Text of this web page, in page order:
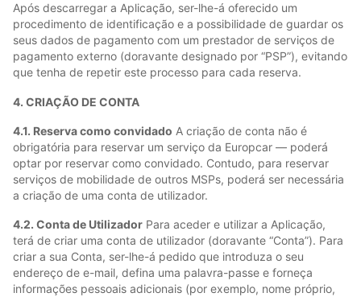
Após descarregar a Aplicação, ser-lhe-á oferecido um
procedimento de identificação e a possibilidade de guardar os
seus dados de pagamento com um prestador de serviços de
pagamento externo (doravante designado por “PSP”), evitando
que tenha de repetir este processo para cada reserva.
4. CRIAÇÃO DE CONTA
4.1. Reserva como convidado A criação de conta não é
obrigatória para reservar um serviço da Europcar — poderá
optar por reservar como convidado. Contudo, para reservar
serviços de mobilidade de outros MSPs, poderá ser necessária
a criação de uma conta de utilizador.
4.2. Conta de Utilizador Para aceder e utilizar a Aplicação,
terá de criar uma conta de utilizador (doravante “Conta”). Para
criar a sua Conta, ser-lhe-á pedido que introduza o seu
endereço de e-mail, defina uma palavra-passe e forneça
informações pessoais adicionais (por exemplo, nome próprio,